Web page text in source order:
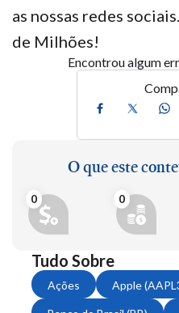
as nossas redes
de Milhões!
Encontrou algum
O que este
0 0
Tudo Sobre
Ações Apple